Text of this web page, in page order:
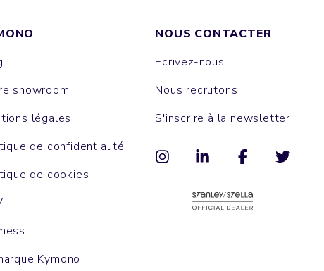
showroom
légales
de confidentialité
de cookies
Kymono
NOUS CONTACTER
Ecrivez-nous
Nous recrutons !
S'inscrire à la newsletter